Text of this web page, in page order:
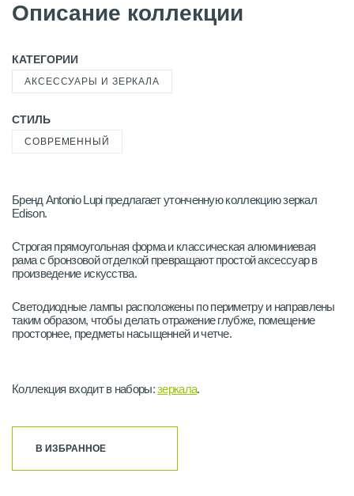
Описание коллекции
КАТЕГОРИИ
АКСЕССУАРЫ И ЗЕРКАЛА
СТИЛЬ
СОВРЕМЕННЫЙ
Бренд Antonio Lupi предлагает утонченную коллекцию зеркал
Edison.
Строгая прямоугольная форма и классическая алюминиевая
рама с бронзовой отделкой превращают простой аксессуар в
произведение искусства.
Светодиодные лампы расположены по периметру и направлены
таким образом, чтобы делать отражение глубже, помещение
просторнее, предметы насыщенней и четче.
Коллекция входит в наборы:зеркала.
В ИЗБРАННОЕ